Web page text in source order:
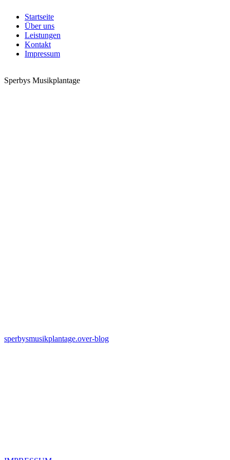
Startseite
Über uns
Leistungen
Kontakt
Impressum
Sperbys Musikplantage
sperbysmusikplantage.over-blog